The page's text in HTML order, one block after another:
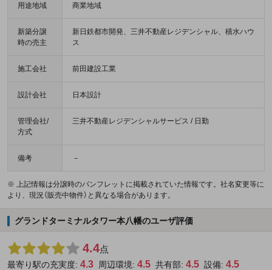
用途地域 商業地域
新築分譲
時の売主
新日鉄都市開発、三井不動産レジデンシャル、積水ハウ
ス
施工会社 前田建設工業
設計会社 日本設計
管理会社/
方式
三井不動産レジデンシャルサービス / 日勤
備考 －
※ 上記情報は分譲時のパンフレットに掲載されていた情報です。社名変更等に
より、現況（販売中物件）と異なる場合があります。
グランドターミナルタワー本八幡のユーザ評価
4.4点
最寄り駅の充実度: 4.3 周辺環境: 4.5 共有部: 4.5 設備: 4.5